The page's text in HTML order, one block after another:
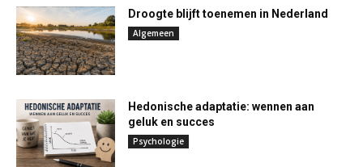
Droogte blijft toenemen in Nederland
Algemeen
Hedonische adaptatie: wennen aan
geluk en succes
Psychologie